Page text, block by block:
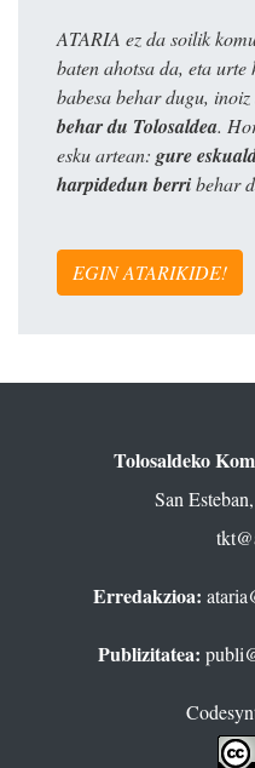
ATARIA ez da soilik
baten ahotsa da, eta urte
babesa behar dugu,
behar du Tolosaldea.
esku artean: gure
harpidedun berribehar
EGIN ATARIKIDE!
Tolosaldeko
San
Erredakzioa:
Publizitatea: